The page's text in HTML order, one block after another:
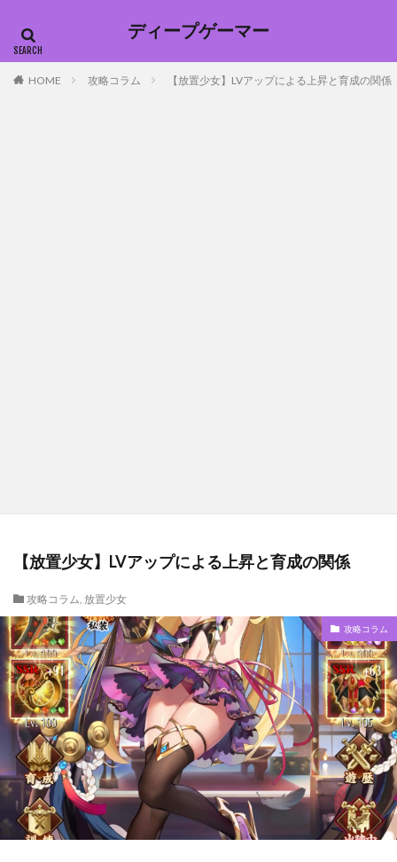
ディープゲーマー
HOME 攻略コラム 【放置少女】LVアップによる上昇と育成の関係
【放置少女】LVアップによる上昇と育成の関係
攻略コラム, 放置少女
攻略コラム